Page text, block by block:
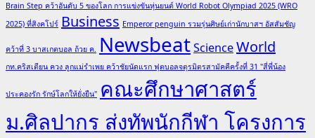
Brain Step คว้าอันดับ 5 ของโลก การแข่งขันหุ่นยนต์ World Robot Olympiad 2025 (WRO
2025) ที่สิงคโปร์ Business Emperor penguin รวมรุ่นศิษย์เก่านักบาสฯ อัสสัมชัญ
คว้าที่ 3 บาสเกตบอล ถ้วย ค. NewsbeatScienceWorld
กท.คริสเตียน ควง ลูกแม่รำเพย คว้าชัยนัดแรก ฟุตบอลจตุรมิตรสามัคคีครั้งที่ 31 "สี่พี่น้อง
ประคองรัก รักษ์โลกให้ยั่งยืน" คณะศึกษาศาสตร์
ม.ศิลปากร ส่งทัพนักกีฬา โครงการ